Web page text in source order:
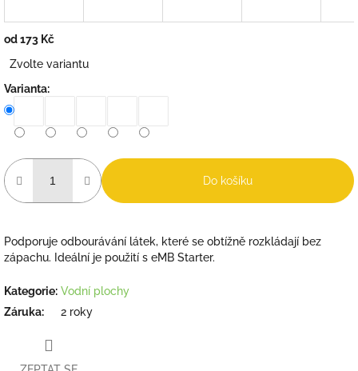
od173 Kč
cena:
Zvolte variantu
Varianta:
Do košíku
Podporuje odbourávání látek, které se obtížně rozkládají bez
zápachu. Ideální je použití s eMB Starter.
Kategorie: Vodní plochy
Záruka: 2 roky